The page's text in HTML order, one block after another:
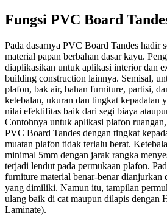
Fungsi PVC Board
Pada dasarnya PVC Board Tandes hadir
material papan berbahan dasar kayu.
diaplikasikan untuk aplikasi interior dan
building construction lainnya. Semisal,
plafon, bak air, bahan furniture, partisi,
ketebalan, ukuran dan tingkat kepadatan
nilai efektifitas baik dari segi biaya
Contohnya untuk aplikasi plafon
PVC Board Tandes dengan tingkat
muatan plafon tidak terlalu berat.
minimal 5mm dengan jarak rangka
terjadi lendut pada permukaan plafon.
furniture material benar-benar dianjurkan
yang dimiliki. Namun itu, tampilan
ulang baik di cat maupun dilapis dengan
Laminate).